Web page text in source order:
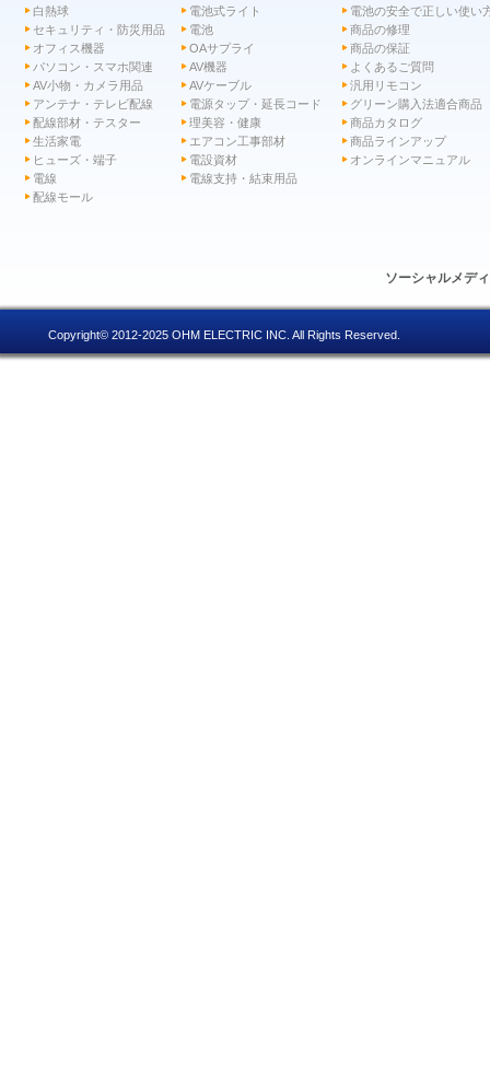
白熱球
電池式ライト
セキュリティ・防災用品
電池
オフィス機器
OAサプライ
パソコン・スマホ関連
AV機器
AV小物・カメラ用品
AVケーブル
アンテナ・テレビ配線
電源タップ・延長コード
配線部材・テスター
理美容・健康
生活家電
エアコン工事部材
ヒューズ・端子
電設資材
電線
電線支持・結束用品
配線モール
電池の安全で正しい使い
商品の修理
商品の保証
よくあるご質問
汎用リモコン
グリーン購入法適合商品
商品カタログ
商品ラインアップ
オンラインマニュアル
ソーシャルメデ
Copyright© 2012-2025 OHM ELECTRIC INC. All Rights Reserved.